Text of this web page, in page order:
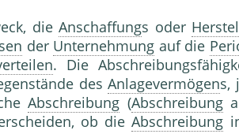
dieAnschaffungs oder
der Unternehmung auf die
. Die
desAnlagevermögens,
Abschreibung (Abschreibung
ob dieAbschreibung